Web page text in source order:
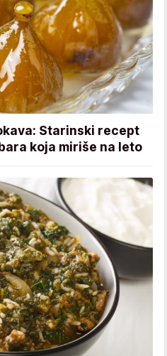
Starinski recept
koja miriše na leto